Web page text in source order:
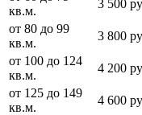
кв.м.
3 500
от 80 до 99
кв.м.
3 800
от 100 до 124
кв.м.
4 200
от 125 до 149
кв.м.
4 600